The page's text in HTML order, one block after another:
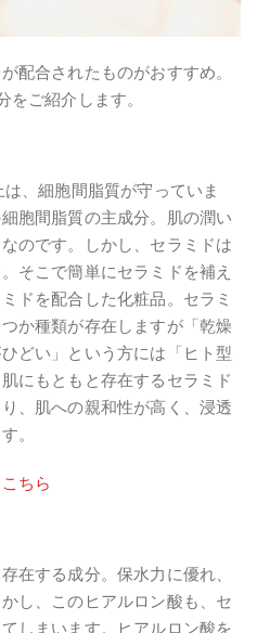
配合されたものがおすすめ。
ご紹介します。
、細胞間脂質が守っていま
胞間脂質の主成分。肌の潤い
のです。しかし、セラミドは
そこで簡単にセラミドを補え
ドを配合した化粧品。セラミ
か種類が存在しますが「乾燥
どい」という方には「ヒト型
にもともと存在するセラミド
、肌への親和性が高く、浸透
。
ちら
在する成分。保水力に優れ、
し、このヒアルロン酸も、セ
しまいます。ヒアルロン酸を